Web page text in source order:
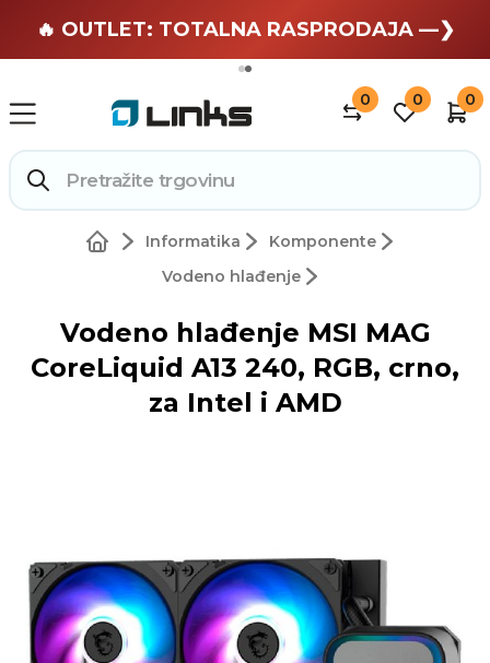
🏄 Zaslužuješ odmor —❯
🔥 OUTLET: TOTALNA RASPRODAJA —❯
0 0 0
Informatika
Komponente
Vodeno hlađenje
Vodeno hlađenje MSI MAG
CoreLiquid A13 240, RGB, crno,
za Intel i AMD